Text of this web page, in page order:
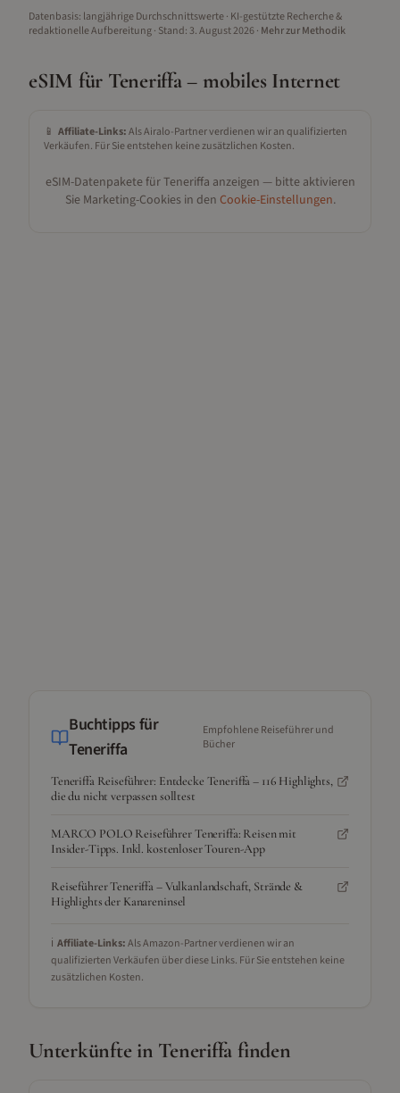
Datenbasis: langjährige Durchschnittswerte · KI-gestützte Recherche &
redaktionelle Aufbereitung· Stand: 3. August 2026· Mehr zur Methodik
eSIM für Teneriffa– mobiles Internet
📱 Affiliate-Links:Als Airalo-Partner verdienen wir an qualifizierten
Verkäufen. Für Sie entstehen keine zusätzlichen Kosten.
eSIM-Datenpakete fürTeneriffa anzeigen — bitte aktivieren
Sie Marketing-Cookies in den Cookie-Einstellungen.
Buchtipps für
Teneriffa
Empfohlene Reiseführer und
Bücher
Teneriffa Reiseführer: Entdecke Teneriffa – 116 Highlights,
die du nicht verpassen solltest
MARCO POLO Reiseführer Teneriffa: Reisen mit
Insider-Tipps. Inkl. kostenloser Touren-App
Reiseführer Teneriffa – Vulkanlandschaft, Strände &
Highlights der Kanareninsel
ℹ️ Affiliate-Links:Als Amazon-Partner verdienen wir an
qualifizierten Verkäufen über diese Links. Für Sie entstehen keine
zusätzlichen Kosten.
Unterkünfte in Teneriffa finden